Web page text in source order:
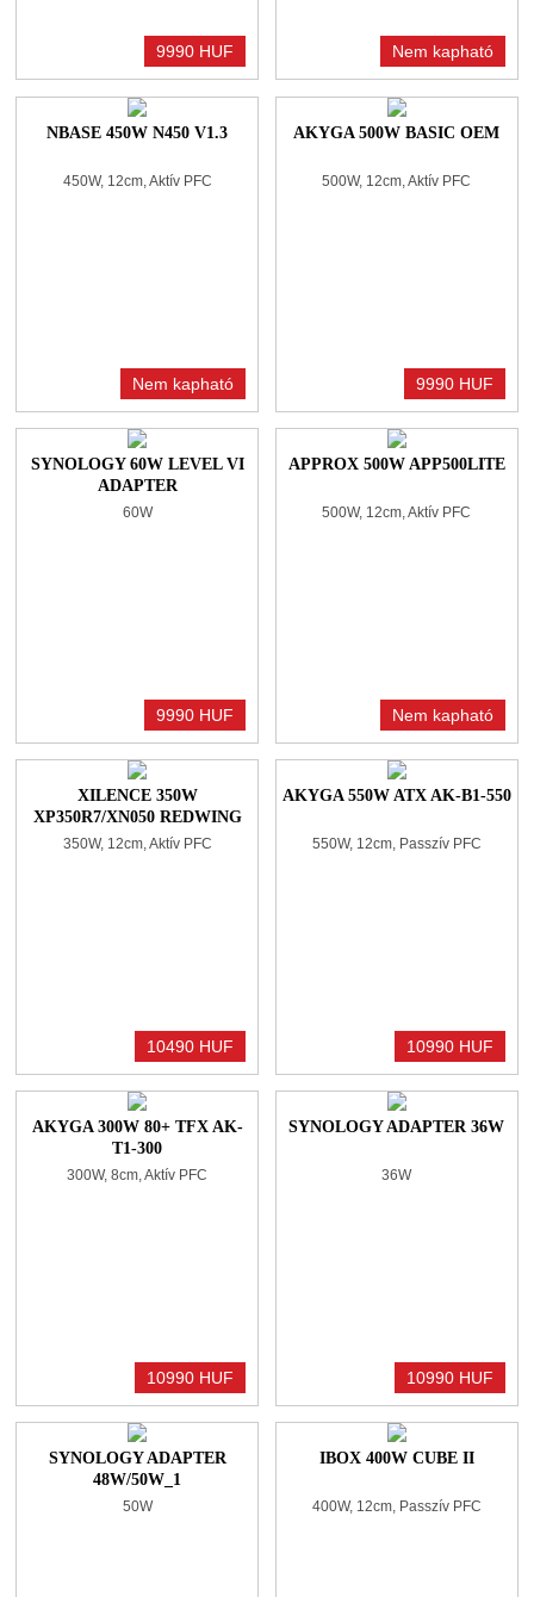
9990 HUF Nem kapható
NBASE 450W N450 V1.3
450W, 12cm, Aktív PFC
Nem kapható
AKYGA 500W BASIC OEM
500W, 12cm, Aktív PFC
9990 HUF
SYNOLOGY 60W LEVEL VI
ADAPTER
60W
9990 HUF
APPROX 500W APP500LITE
500W, 12cm, Aktív PFC
Nem kapható
XILENCE 350W
XP350R7/XN050 REDWING
SERIES R7 SERIES C
350W, 12cm, Aktív PFC
10490 HUF
AKYGA 550W ATX AK-B1-550
550W, 12cm, Passzív PFC
10990 HUF
AKYGA 300W 80+ TFX AK-
T1-300
300W, 8cm, Aktív PFC
10990 HUF
SYNOLOGY ADAPTER 36W
36W
10990 HUF
SYNOLOGY ADAPTER
48W/50W_1
50W
IBOX 400W CUBE II
400W, 12cm, Passzív PFC